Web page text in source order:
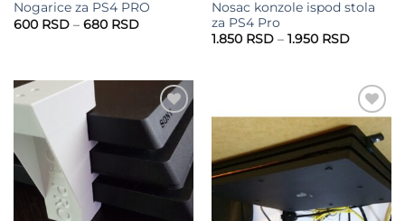
Nogarice za PS4 PRO
600 RSD – 680 RSDRaspon
680 RSD
Nosac konzole ispod stola
za PS4 Pro
1.850 RSD – 1.950 RSDRaspon
do
1.950
Add to
wishlist
Add to
wishlist